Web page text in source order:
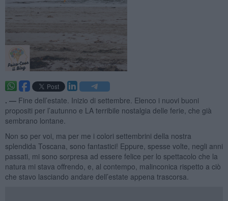
. — Fine dell’estate. Inizio di settembre. Elenco i nuovi buoni
propositi per l’autunno e LA terribile nostalgia delle ferie, che già
sembrano lontane.
Non so per voi, ma per me i colori settembrini della nostra
splendida Toscana, sono fantastici! Eppure, spesse volte, negli anni
passati, mi sono sorpresa ad essere felice per lo spettacolo che la
natura mi stava offrendo, e, al contempo, malinconica rispetto a ciò
che stavo lasciando andare dell’estate appena trascorsa.